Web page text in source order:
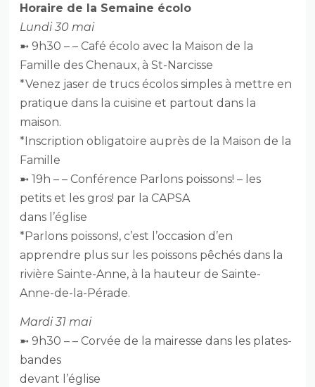
Horaire de la Semaine écolo
Lundi 30 mai
➼ 9h30 – – Café écolo avec la Maison de la
Famille des Chenaux, à St-Narcisse
*Venez jaser de trucs écolos simples à mettre en
pratique dans la cuisine et partout dans la
maison.
*Inscription obligatoire auprès de la Maison de la
Famille
➼ 19h – – Conférence Parlons poissons! – les
petits et les gros! par la CAPSA
dans l’église
*Parlons poissons!, c’est l’occasion d’en
apprendre plus sur les poissons pêchés dans la
rivière Sainte-Anne, à la hauteur de Sainte-
Anne-de-la-Pérade.
Mardi 31 mai
➼ 9h30 – – Corvée de la mairesse dans les plates-
bandes
devant l’église